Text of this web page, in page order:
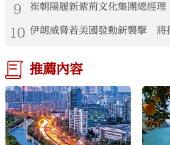
9 崔朝陽履新紫荊文化集團總經理
10 伊朗威脅若美國發動新襲擊 將
推薦內容